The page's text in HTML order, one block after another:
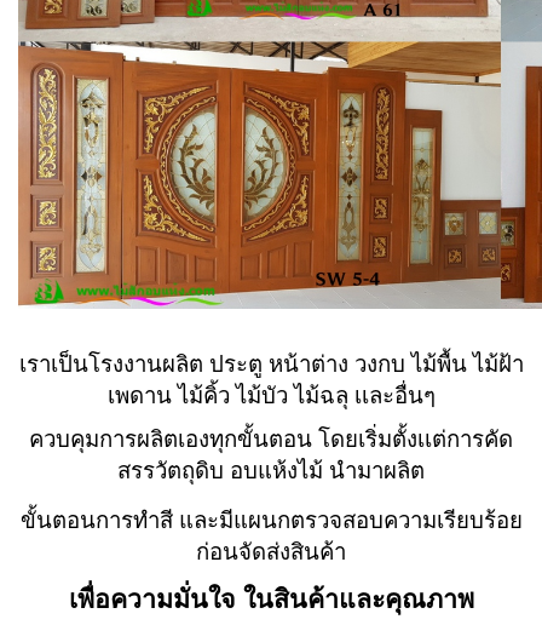
เราเป็นโรงงานผลิต ประตู หน้าต่าง วงกบ ไม้พื้น ไม้ฝ้า
เพดาน ไม้คิ้ว ไม้บัว ไม้ฉลุ เเละอื่นๆ
ควบคุมการผลิตเองทุกขั้นตอน โดยเริ่มตั้งเเต่การคัด
สรรวัตถุดิบ อบแห้งไม้ นำมาผลิต
ขั้นตอนการทำสี และมีแผนกตรวจสอบความเรียบร้อย
ก่อนจัดส่งสินค้า
เพื่อความมั่นใจ ในสินค้าและคุณภาพ